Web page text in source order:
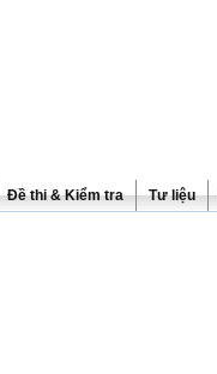
Đề thi & Kiểm tra Tư liệu